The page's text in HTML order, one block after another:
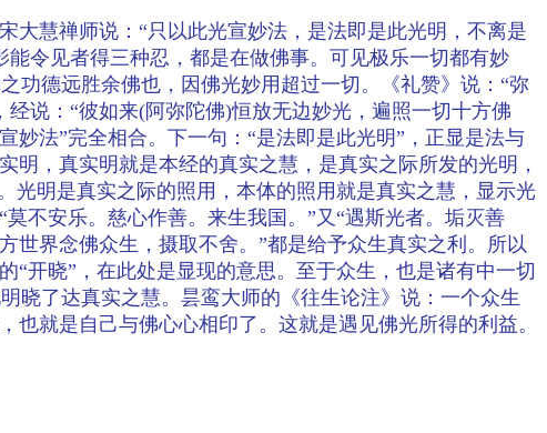
大慧禅师说：“只以此光宣妙法，是法即是此光明，不离是
令见者得三种忍，都是在做佛事。可见极乐一切都有妙
功德远胜余佛也，因佛光妙用超过一切。《礼赞》说：“弥
说：“彼如来(阿弥陀佛)恒放无边妙光，遍照一切十方佛
妙法”完全相合。下一句：“是法即是此光明”，正显是法与
，真实明就是本经的真实之慧，是真实之际所发的光明，
光明是真实之际的照用，本体的照用就是真实之慧，显示光
不安乐。慈心作善。来生我国。”又“遇斯光者。垢灭善
世界念佛众生，摄取不舍。”都是给予众生真实之利。所以
开晓”，在此处是显现的意思。至于众生，也是诸有中一切
晓了达真实之慧。昙鸾大师的《往生论注》说：一个众生
就是自己与佛心心相印了。这就是遇见佛光所得的利益。